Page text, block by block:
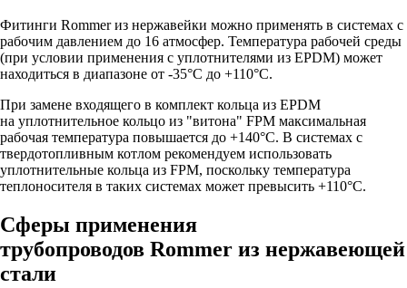
Фитинги Rommer из нержавейки можно применять в системах с
рабочим давлением до 16 атмосфер. Температура рабочей среды
(при условии применения с уплотнителями из EPDM) может
находиться в диапазоне от -35°C до +110°C.
При замене входящего в комплект кольца из EPDM
на уплотнительное кольцо из "витона" FPM максимальная
рабочая температура повышается до +140°C. В системах с
твердотопливным котлом рекомендуем использовать
уплотнительные кольца из FPM, поскольку температура
теплоносителя в таких системах может превысить +110°С.
Сферы применения
трубопроводов Rommer из нержавеющей
стали